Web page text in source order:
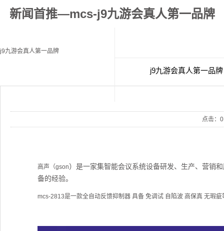
新闻首推—mcs-j9九游会真人第一品牌
j9九游会真人第一品牌
j9九游会真人第一品牌
点击： 0
高声（gson）是一家集智能会议系统设备研发、生产、营销
备的经验。
mcs-2813是一款全自动反馈抑制器 具备 免调试 自陷波 高保真 无瑕